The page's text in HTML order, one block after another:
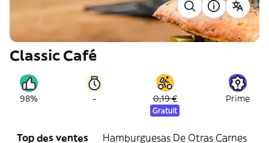
Classic Café
98% - 0,19 €
Gratuit
Prime
Top des ventes Hamburguesas De Otras Carnes